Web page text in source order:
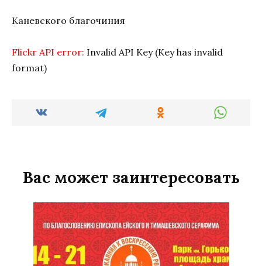
Каневского благочиния
Flickr API error: Invalid API Key (Key has invalid
format)
Вас может заинтересовать